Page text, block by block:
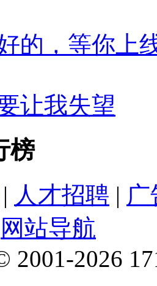
的，等你上
让我失望
榜
| 人才招聘 |
网站导航
2001-2026